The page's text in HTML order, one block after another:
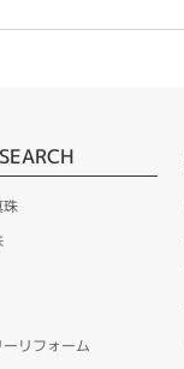
珠
リフォーム